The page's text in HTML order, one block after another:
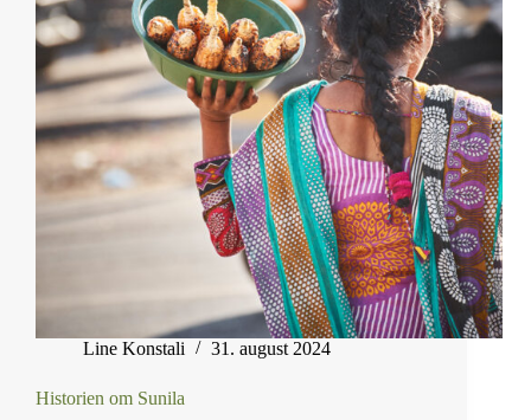
Line Konstali 31. august 2024
Historien om Sunila